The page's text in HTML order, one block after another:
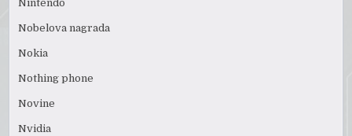
Nintendo
Nobelova nagrada
Nokia
Nothing phone
Novine
Nvidia